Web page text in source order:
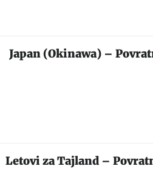
Japan (Okinawa) –
Letovi za Tajland –